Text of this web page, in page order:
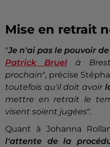
Mise en retrait
"Je n'ai pas le pouvoir
Patrick Bruelà Brest
prochain", précise
toutefois qu'il doit avoir
mettre en retrait le
visent soient jugées".
Quant à Johanna
l'attente de la